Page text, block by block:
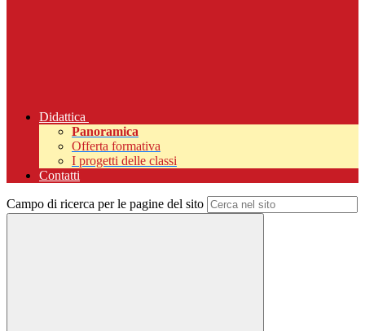
Didattica
Panoramica
Offerta formativa
I progetti delle classi
Contatti
Campo di ricerca per le pagine del sito